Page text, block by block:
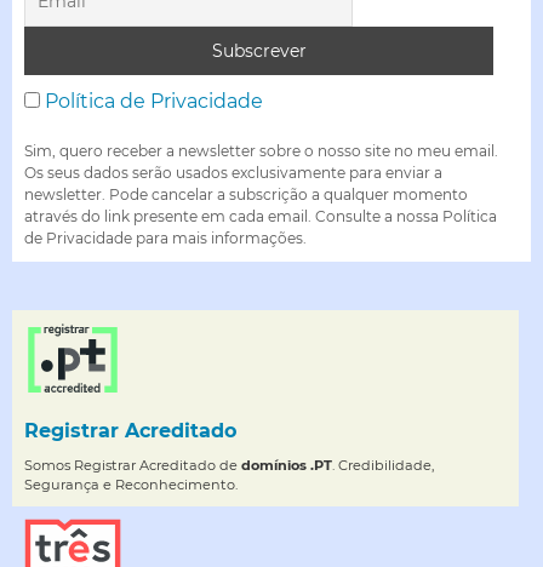
Política de Privacidade
Sim, quero receber a newsletter sobre o nosso site no meu email.
Os seus dados serão usados exclusivamente para enviar a
newsletter. Pode cancelar a subscrição a qualquer momento
através do link presente em cada email. Consulte a nossa Política
de Privacidade para mais informações.
Registrar Acreditado
Somos Registrar Acreditado de domínios .PT . Credibilidade,
Segurança e Reconhecimento.